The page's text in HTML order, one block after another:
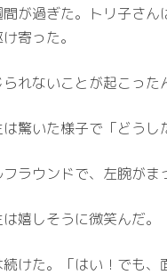
が過ぎた。トリ子さ
寄った。
られないことが起こった
驚いた様子で「どうし
フラウンドで、左腕が
嬉しそうに微笑んだ。
続けた。「はい！でも